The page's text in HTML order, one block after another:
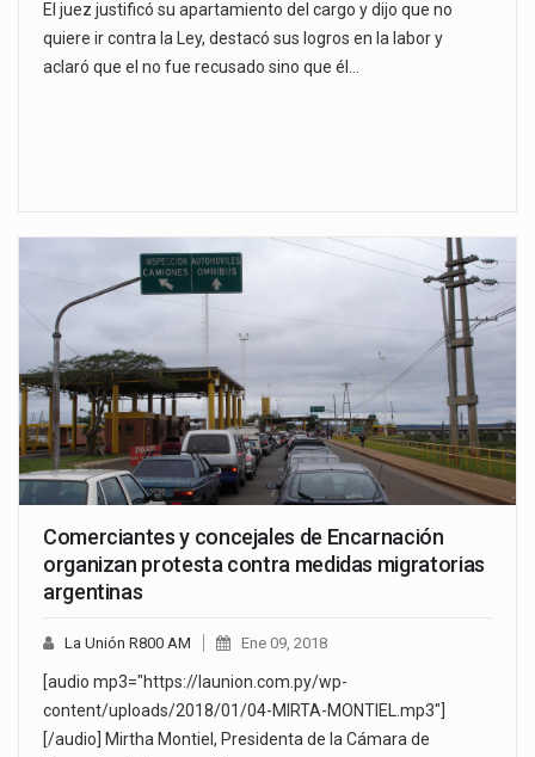
El juez justificó su apartamiento del cargo y dijo que no
quiere ir contra la Ley, destacó sus logros en la labor y
aclaró que el no fue recusado sino que él…
Comerciantes y concejales de Encarnación
organizan protesta contra medidas migratorias
argentinas
La Unión R800 AM Ene 09, 2018
[audio mp3="https://launion.com.py/wp-
content/uploads/2018/01/04-MIRTA-MONTIEL.mp3"]
[/audio] Mirtha Montiel, Presidenta de la Cámara de